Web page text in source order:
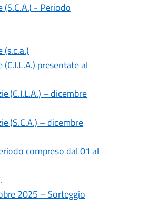
- Periodo
presentate al
(C.I.L.A.) – dicembre
(S.C.A.) – dicembre
compreso dal 01 al
2025 – Sorteggio